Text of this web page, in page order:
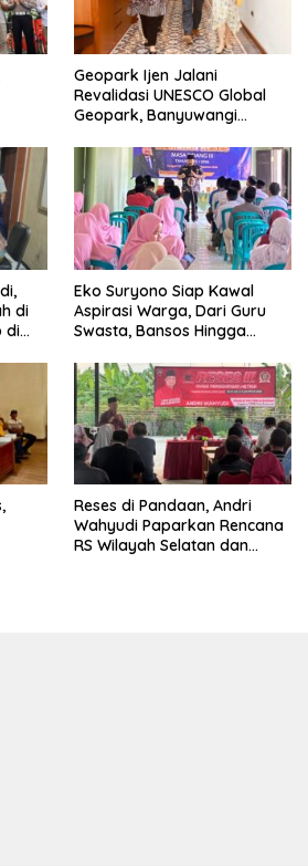
Geopark Ijen Jalani
Revalidasi UNESCO Global
Geopark, Banyuwangi
Warisan Dunia
di
di
Eko Suryono Siap Kawal
Aspirasi Warga, Dari Guru
Swasta, Bansos Hingga
Reses di Pandaan, Andri
Wahyudi Paparkan Rencana
RS Wilayah Selatan dan